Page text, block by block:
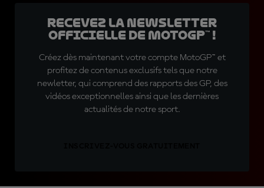
Recevez la Newsletter
officielle de MotoGP™ !
Créez dès maintenant votre compte MotoGP™ et
profitez de contenus exclusifs tels que notre
newletter, qui comprend des rapports des GP, des
vidéos exceptionnelles ainsi que les dernières
actualités de notre sport.